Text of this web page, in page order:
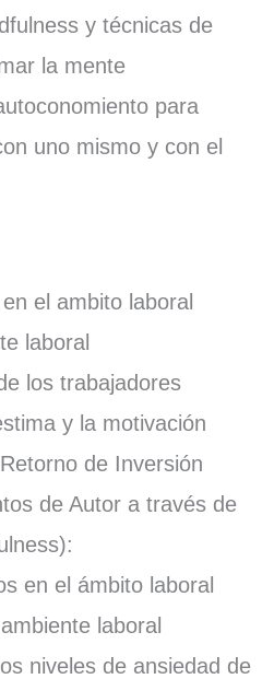
y técnicas de
la mente
para
uno mismo y con el
el ambito laboral
laboral
los trabajadores
y la motivación
de Inversión
de Autor a través de
en el ámbito laboral
laboral
niveles de ansiedad de